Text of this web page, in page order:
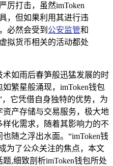
厉打击，虽然imToken
，但如果利用其进行违
必然会受到 公安监管和
拟货币相关的活动都处
术如雨后春笋般迅猛发展的时
繁星般涌现，imToken钱包
它凭借自身独特的优势，为
产存储与交易服务，极大地
化需求，随着其影响力的不
随之浮出水面。“imToken钱
为了公众关注的焦点，本文
,细致剖析imToken钱包所处